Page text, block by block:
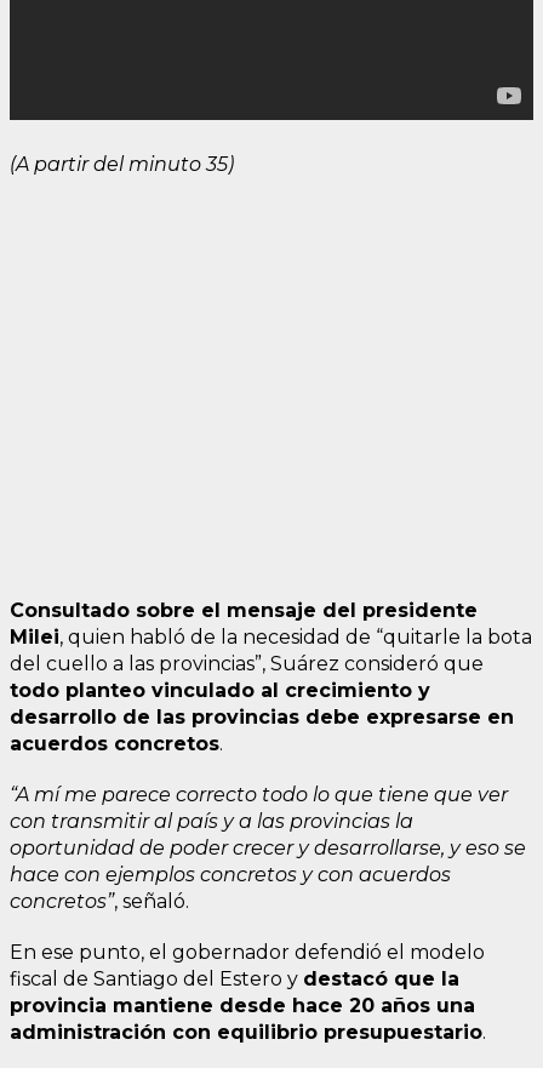
(A partir del minuto 35)
Consultado sobre el mensaje del presidente
Milei, quien habló de la necesidad de “quitarle la bota
del cuello a las provincias”, Suárez consideró que
todo planteo vinculado al crecimiento y
desarrollo de las provincias debe expresarse en
acuerdos concretos.
“A mí me parece correcto todo lo que tiene que ver
con transmitir al país y a las provincias la
oportunidad de poder crecer y desarrollarse, y eso se
hace con ejemplos concretos y con acuerdos
concretos”, señaló.
En ese punto, el gobernador defendió el modelo
fiscal de Santiago del Estero y destacó que la
provincia mantiene desde hace 20 años una
administración con equilibrio presupuestario.